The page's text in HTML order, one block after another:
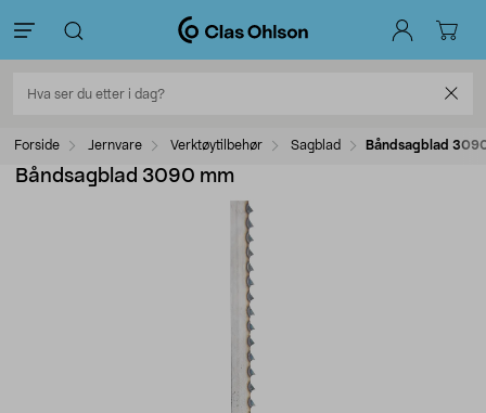
Forside Jernvare Verktøytilbehør Sagblad Båndsagblad
Båndsagblad 3090 mm